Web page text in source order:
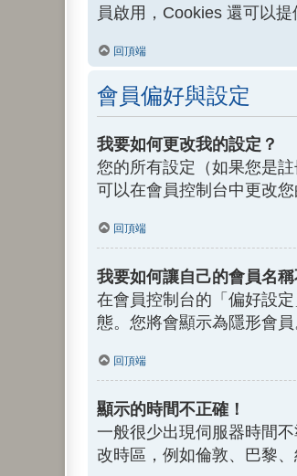
員啟用，Cookies 還可以
回頂端
會員偏好與設定
我要如何更改我的設定？
您的所有設定（如果您是
可以在會員控制台中更改您
回頂端
我要如何讓自己的會員名
在會員控制台的「偏好設
態。您將會顯示為隱形會員
回頂端
顯示的時間不正確！
一般很少出現伺服器時間
改時區，例如倫敦、巴黎